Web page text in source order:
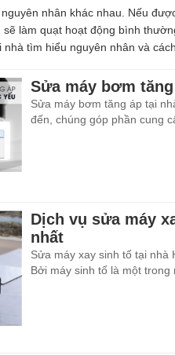
nhân khác nhau. Nếu
làm quạt hoạt động bình
nhà tìm hiểu nguyên nhân và
Sửa máy bơm
Sửa máy bơm tăng áp tại
đến, chúng góp phần cung
Dịch vụ sửa máy
nhất
Sửa máy xay sinh tố tại nhà
Bởi máy sinh tố là một